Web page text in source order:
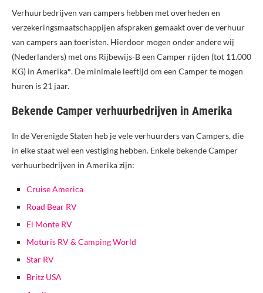
Verhuurbedrijven van campers hebben met overheden en
verzekeringsmaatschappijen afspraken gemaakt over de verhuur
van campers aan toeristen. Hierdoor mogen onder andere wij
(Nederlanders) met ons Rijbewijs-B een Camper rijden (tot 11.000
KG) in Amerika*. De minimale leeftijd om een Camper te mogen
huren is 21 jaar.
Bekende Camper verhuurbedrijven in Amerika
In de Verenigde Staten heb je vele verhuurders van Campers, die
in elke staat wel een vestiging hebben. Enkele bekende Camper
verhuurbedrijven in Amerika zijn:
Cruise America
Road Bear RV
El Monte RV
Moturis RV & Camping World
Star RV
Britz USA